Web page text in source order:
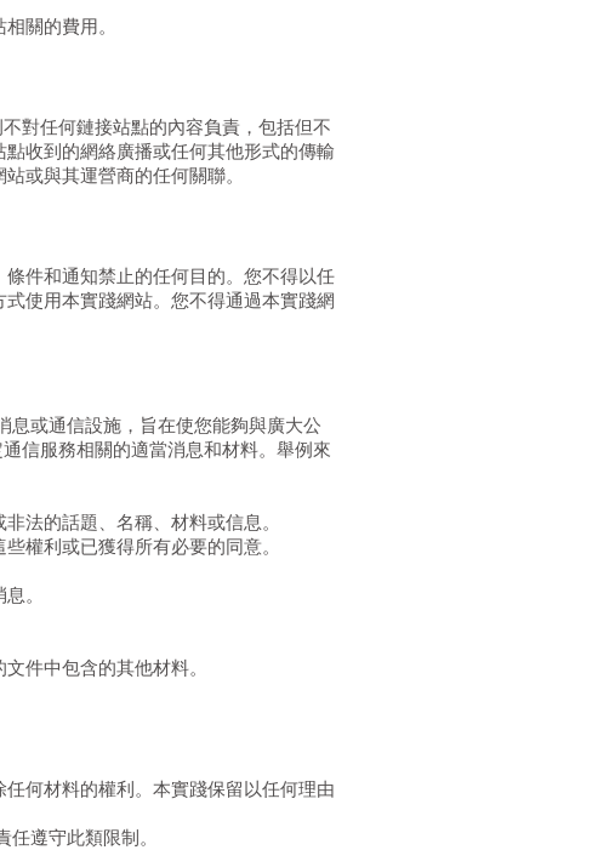
關的費用。
對任何鏈接站點的內容負責，包括但不
收到的網絡廣播或任何其他形式的傳輸
或與其運營商的任何關聯。
件和通知禁止的任何目的。您不得以任
使用本實踐網站。您不得通過本實踐網
息或通信設施，旨在使您能夠與廣大公
信服務相關的適當消息和材料。舉例來
法的話題、名稱、材料或信息。
權利或已獲得所有必要的同意。
。
件中包含的其他材料。
何材料的權利。本實踐保留以任何理由
遵守此類限制。